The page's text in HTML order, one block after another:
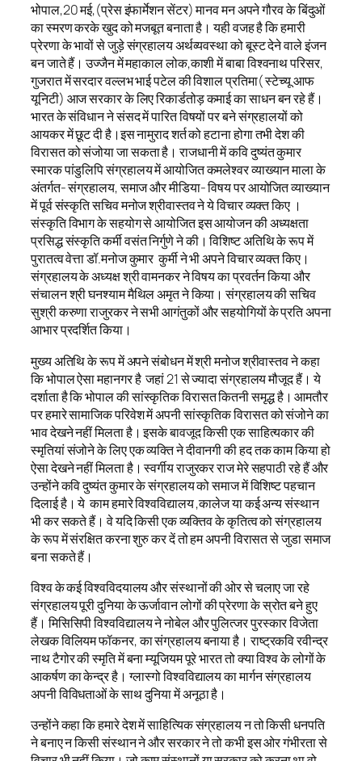
भोपाल,20 मई,(प्रेस इंफार्मेशन सेंटर) मानव मन अपने गौरव के बिंदुओं
का स्मरण करके खुद को मजबूत बनाता है। यही वजह है कि हमारी
प्रेरणा के भावों से जुड़े संग्रहालय अर्थव्यवस्था को बूस्ट देने वाले इंजन
बन जाते हैं। उज्जैन में महाकाल लोक,काशी में बाबा विश्वनाथ परिसर,
गुजरात में सरदार वल्लभ भाई पटेल की विशाल प्रतिमा( स्टेच्यू आफ
यूनिटी) आज सरकार के लिए रिकार्डतोड़ कमाई का साधन बन रहे हैं।
भारत के संविधान ने संसद में पारित विषयों पर बने संग्रहालयों को
आयकर में छूट दी है।इस नामुराद शर्त को हटाना होगा तभी देश की
विरासत को संजोया जा सकता है। राजधानी में कवि दुष्यंत कुमार
स्मारक पांडुलिपि संग्रहालय में आयोजित कमलेश्वर व्याख्यान माला के
अंतर्गत- संग्रहालय, समाज और मीडिया- विषय पर आयोजित व्याख्यान
में पूर्व संस्कृति सचिव मनोज श्रीवास्तव ने ये विचार व्यक्त किए ।
संस्कृति विभाग के सहयोग से आयोजित इस आयोजन की अध्यक्षता
प्रसिद्ध संस्कृति कर्मी वसंत निर्गुणे ने की। विशिष्ट अतिथि के रूप में
पुरातत्व वेत्ता डॉ.मनोज कुमार कुर्मी ने भी अपने विचार व्यक्त किए।
संग्रहालय के अध्यक्ष श्री वामनकर ने विषय का प्रवर्तन किया और
संचालन श्री घनश्याम मैथिल अमृत ने किया। संग्रहालय की सचिव
सुश्री करुणा राजुरकर ने सभी आगंतुकों और सहयोगियों के प्रति अपना
आभार प्रदर्शित किया।
मुख्य अतिथि के रूप में अपने संबोधन में श्री मनोज श्रीवास्तव ने कहा
कि भोपाल ऐसा महानगर है जहां 21 से ज्यादा संग्रहालय मौजूद हैं। ये
दर्शाता है कि भोपाल की सांस्कृतिक विरासत कितनी समृद्ध है। आमतौर
पर हमारे सामाजिक परिवेश में अपनी सांस्कृतिक विरासत को संजोने का
भाव देखने नहीं मिलता है। इसके बावजूद किसी एक साहित्यकार की
स्मृतियां संजोने के लिए एक व्यक्ति ने दीवानगी की हद तक काम किया हो
ऐसा देखने नहीं मिलता है। स्वर्गीय राजुरकर राज मेरे सहपाठी रहे हैं और
उन्होंने कवि दुष्यंत कुमार के संग्रहालय को समाज में विशिष्ट पहचान
दिलाई है। ये काम हमारे विश्वविद्यालय ,कालेज या कई अन्य संस्थान
भी कर सकते हैं। वे यदि किसी एक व्यक्तिव के कृतित्व को संग्रहालय
के रूप में संरक्षित करना शुरु कर दें तो हम अपनी विरासत से जुडा समाज
बना सकते हैं।
विश्व के कई विश्वविदयालय और संस्थानों की ओर से चलाए जा रहे
संग्रहालय पूरी दुनिया के ऊर्जावान लोगों की प्रेरणा के स्रोत बने हुए
हैं। मिसिसिपी विश्वविद्यालय ने नोबेल और पुलित्जर पुरस्कार विजेता
लेखक विलियम फॉकनर, का संग्रहालय बनाया है। राष्ट्रकवि रवीन्द्र
नाथ टैगोर की स्मृति में बना म्यूजियम पूरे भारत तो क्या विश्व के लोगों के
आकर्षण का केन्द्र है। ग्लास्गो विश्वविद्यालय का मार्गन संग्रहालय
अपनी विविधताओं के साथ दुनिया में अनूठा है।
उन्होंने कहा कि हमारे देश में साहित्यिक संग्रहालय न तो किसी धनपति
ने बनाए न किसी संस्थान ने और सरकार ने तो कभी इस ओर गंभीरता से